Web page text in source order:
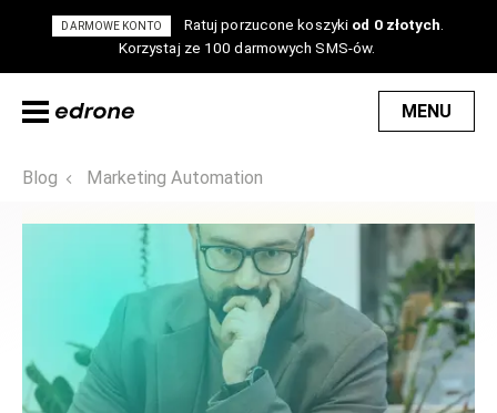
DARMOWE KONTO Ratuj porzucone koszyki od 0 złotych
Korzystaj ze 100 darmowych SMS-ów.
MENU
Blog Marketing Automation